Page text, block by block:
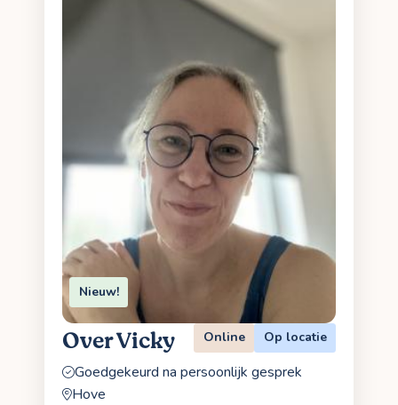
Nieuw!
Over Vicky Online Op locatie
Goedgekeurd na persoonlijk gesprek
Hove